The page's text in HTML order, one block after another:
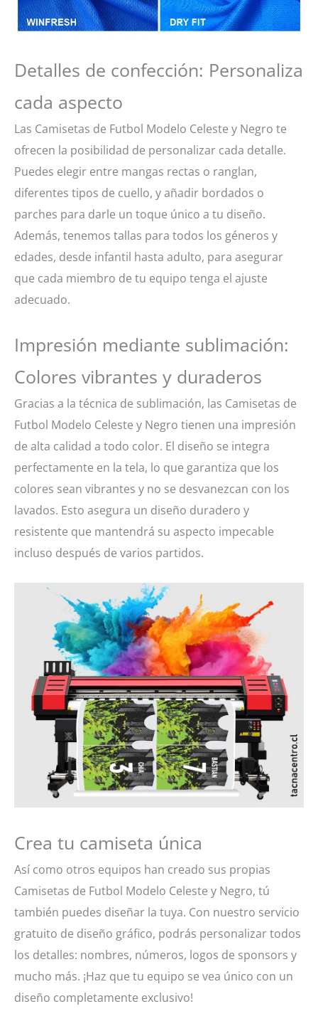
Detalles de confección: Personaliza
cada aspecto
Las Camisetas de Futbol Modelo Celeste y Negro te
ofrecen la posibilidad de personalizar cada detalle.
Puedes elegir entre mangas rectas o ranglan,
diferentes tipos de cuello, y añadir bordados o
parches para darle un toque único a tu diseño.
Además, tenemos tallas para todos los géneros y
edades, desde infantil hasta adulto, para asegurar
que cada miembro de tu equipo tenga el ajuste
adecuado.
Impresión mediante sublimación:
Colores vibrantes y duraderos
Gracias a la técnica de sublimación, las Camisetas de
Futbol Modelo Celeste y Negro tienen una impresión
de alta calidad a todo color. El diseño se integra
perfectamente en la tela, lo que garantiza que los
colores sean vibrantes y no se desvanezcan con los
lavados. Esto asegura un diseño duradero y
resistente que mantendrá su aspecto impecable
incluso después de varios partidos.
Crea tu camiseta única
Así como otros equipos han creado sus propias
Camisetas de Futbol Modelo Celeste y Negro, tú
también puedes diseñar la tuya. Con nuestro servicio
gratuito de diseño gráfico, podrás personalizar todos
los detalles: nombres, números, logos de sponsors y
mucho más. ¡Haz que tu equipo se vea único con un
diseño completamente exclusivo!